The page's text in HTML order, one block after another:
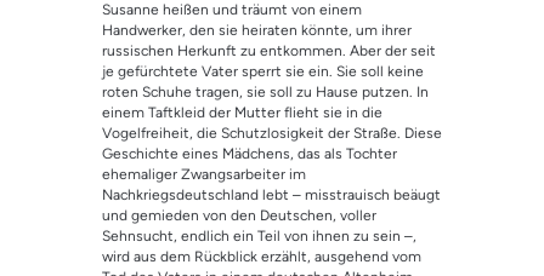
Susanne heißen und träumt von einem
Handwerker, den sie heiraten könnte, um ihrer
russischen Herkunft zu entkommen. Aber der seit
je gefürchtete Vater sperrt sie ein. Sie soll keine
roten Schuhe tragen, sie soll zu Hause putzen. In
einem Taftkleid der Mutter flieht sie in die
Vogelfreiheit, die Schutzlosigkeit der Straße. Diese
Geschichte eines Mädchens, das als Tochter
ehemaliger Zwangsarbeiter im
Nachkriegsdeutschland lebt – misstrauisch beäugt
und gemieden von den Deutschen, voller
Sehnsucht, endlich ein Teil von ihnen zu sein –,
wird aus dem Rückblick erzählt, ausgehend vom